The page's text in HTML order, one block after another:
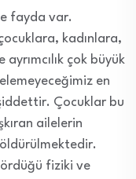
fayda var.
kadınlara,
çok büyük
en
Çocuklar bu
ailelerin
fiziki ve